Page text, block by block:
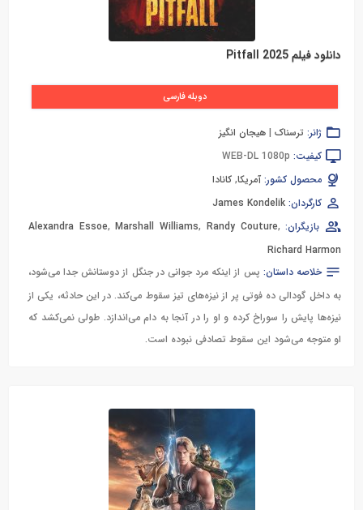
دانلود فیلم Pitfall 2025
دوبله فارسی
ژانر: ترسناک | هیجان انگیز
کیفیت: WEB-DL 1080p
محصول کشور: آمریکا, کانادا
کارگردان: James Kondelik
بازیگران:
Alexandra Essoe,Marshall Williams, Randy Couture,
Richard Harmon
خلاصه داستان: پس از اینکه مرد جوانی در جنگل از دوستانش جدا می‌شود،
به داخل گودالی ده فوتی پر از نیزه‌های تیز سقوط می‌کند. در این حادثه، یکی از
نیزه‌ها پایش را سوراخ کرده و او را در آنجا به دام می‌اندازد. طولی نمی‌کشد که
او متوجه می‌شود این سقوط تصادفی نبوده است.